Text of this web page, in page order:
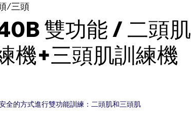
/三頭
雙功能 / 二頭肌
機+三頭肌訓練機
全的方式進行雙功能訓練：二頭肌和三頭肌